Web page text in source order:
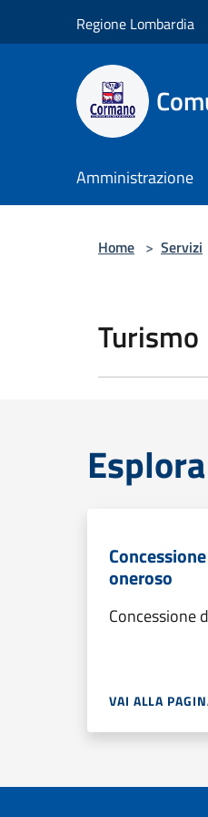
Regione Lombardia
Amministrazione
Home > Servizi
Turismo
oneroso
Concessione
VAI ALLA